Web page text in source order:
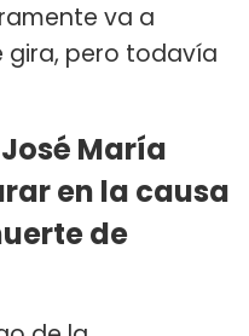
va a
gira, pero todavía
María
en la causa
de